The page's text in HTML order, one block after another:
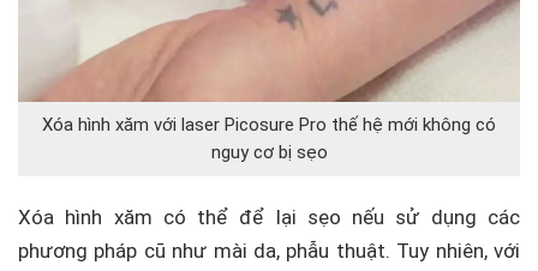
Xóa hình xăm với laser Picosure Pro thế hệ mới không có
nguy cơ bị sẹo
Xóa hình xăm có thể để lại sẹo nếu sử dụng các
phương pháp cũ như mài da, phẫu thuật. Tuy nhiên, với